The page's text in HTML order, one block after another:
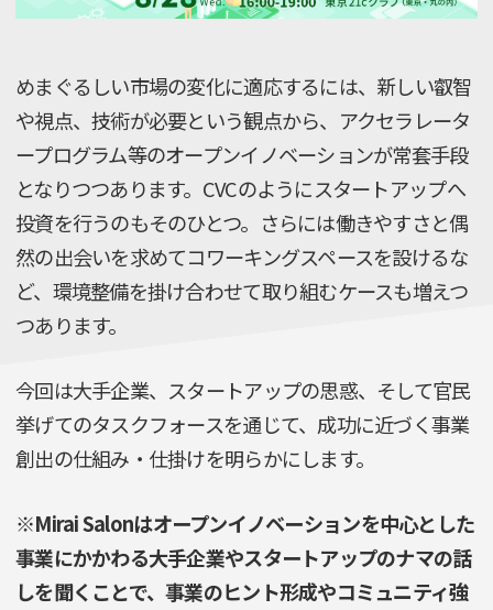
めまぐるしい市場の変化に適応するには、新しい叡智
や視点、技術が必要という観点から、アクセラレータ
ープログラム等のオープンイノベーションが常套手段
となりつつあります。CVCのようにスタートアップへ
投資を行うのもそのひとつ。さらには働きやすさと偶
然の出会いを求めてコワーキングスペースを設けるな
ど、環境整備を掛け合わせて取り組むケースも増えつ
つあります。
今回は大手企業、スタートアップの思惑、そして官民
挙げてのタスクフォースを通じて、成功に近づく事業
創出の仕組み・仕掛けを明らかにします。
※Mirai Salonはオープンイノベーションを中心とした
事業にかかわる大手企業やスタートアップのナマの話
しを聞くことで、事業のヒント形成やコミュニティ強